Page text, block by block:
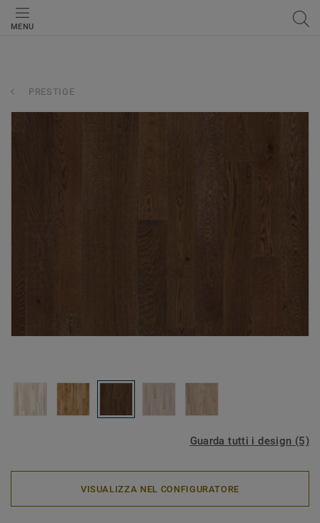
MENU
PRESTIGE
Guarda tutti i design (5)
VISUALIZZA NEL CONFIGURATORE